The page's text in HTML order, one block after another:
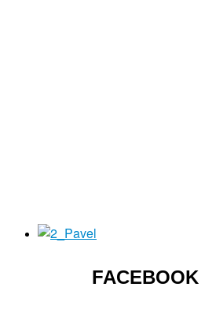
FACEBOOK